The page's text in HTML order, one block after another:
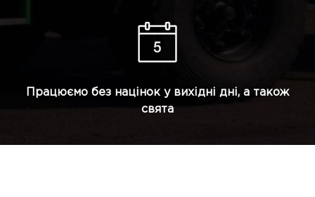
Працюємо без націнок у вихідні дні, а також
свята